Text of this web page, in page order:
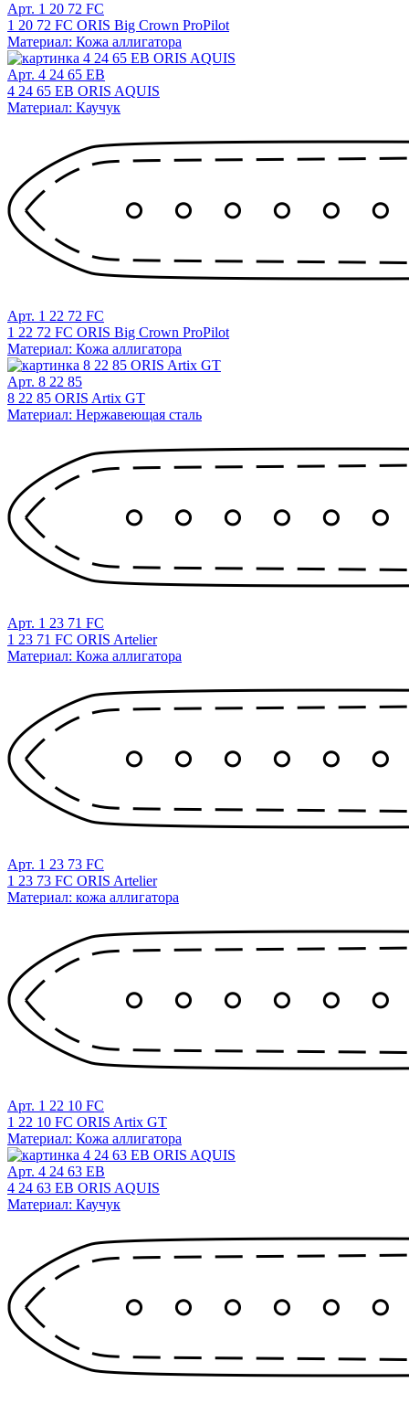
Арт. 1 20 72 FC
1 20 72 FC ORIS Big Crown ProPilot
Материал: Кожа аллигатора
Арт. 4 24 65 EB
4 24 65 EB ORIS AQUIS
Материал: Каучук
Арт. 1 22 72 FC
1 22 72 FC ORIS Big Crown ProPilot
Материал: Кожа аллигатора
Арт. 8 22 85
8 22 85 ORIS Artix GT
Материал: Нержавеющая сталь
Арт. 1 23 71 FC
1 23 71 FC ORIS Artelier
Материал: Кожа аллигатора
Арт. 1 23 73 FC
1 23 73 FC ORIS Artelier
Материал: кожа аллигатора
Арт. 1 22 10 FC
1 22 10 FC ORIS Artix GT
Материал: Кожа аллигатора
Арт. 4 24 63 EB
4 24 63 EB ORIS AQUIS
Материал: Каучук